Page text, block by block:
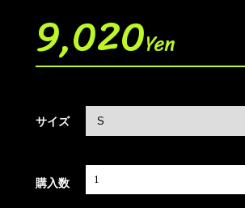
9,020Yen
サイズ
購入数